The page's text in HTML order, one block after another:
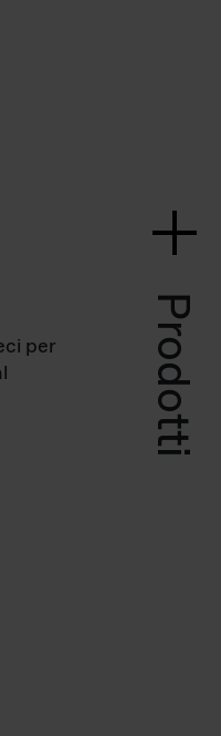
Prodotti
per